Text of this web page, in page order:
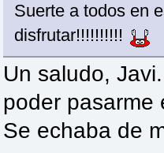
Suerte a todos en
disfrutar!!!!!!!!!!
Un saludo,
poder pasarme
Se echaba de